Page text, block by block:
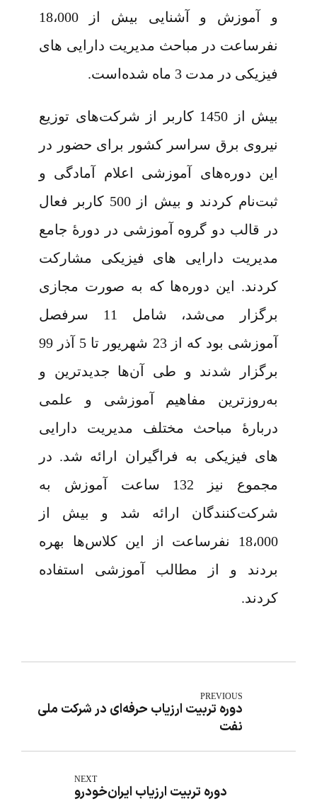
و آموزش و آشنایی بیش از 18،000
نفرساعت در مباحث مدیریت دارایی‌ های
فیزیکی در مدت 3 ماه شده‌است.
بیش از 1450 کاربر از شرکت‌های توزیع
نیروی برق سراسر کشور برای حضور در
این دوره‌های آموزشی اعلام آمادگی و
ثبت‌نام کردند و بیش از 500 کاربر فعال
در قالب دو گروه آموزشی در دورۀ جامع
مدیریت دارایی‌ های فیزیکی مشارکت
کردند. این دوره‌ها که به‌ صورت مجازی
برگزار می‌شد، شامل 11 سرفصل
آموزشی بود که از 23 شهریور تا 5 آذر 99
برگزار شدند و طی آن‌ها جدیدترین و
به‌روزترین مفاهیم آموزشی و علمی
دربارۀ مباحث مختلف مدیریت دارایی‌
های فیزیکی به فراگیران ارائه شد. در
مجموع نیز 132 ساعت آموزش به
شرکت‌کنندگان ارائه شد و بیش از
18،000 نفرساعت از این کلاس‌ها بهره
بردند و از مطالب آموزشی استفاده
کردند.
PREVIOUS
دوره تربیت ارزیاب حرفه‌ای در شرکت ملی
نفت
NEXT
دوره تربیت ارزیاب ایران‌خودرو